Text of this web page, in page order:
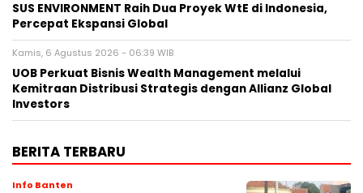
SUS ENVIRONMENT Raih Dua Proyek WtE di Indonesia,
Percepat Ekspansi Global
Kamis, 6 Agustus 2026 - 06:39 WIB
UOB Perkuat Bisnis Wealth Management melalui
Kemitraan Distribusi Strategis dengan Allianz Global
Investors
BERITA TERBARU
Info Banten